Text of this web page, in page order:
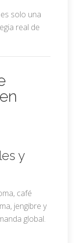
solo una
real de
y
café
jengibre y
global.